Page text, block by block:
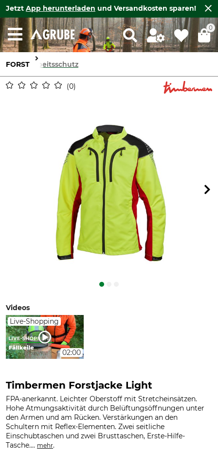
Jetzt App herunterladen und Versandkosten sparen!
0
FORST Arbeitsschutz
0
Videos
Live-Shopping
02:00
Timbermen Forstjacke Light
FPA-anerkannt. Leichter Oberstoff mit Stretcheinsätzen.
Hohe Atmungsaktivität durch Belüftungsöffnungen unter
den Armen und am Rücken. Verstärkungen an den
Schultern mit Reflex-Elementen. Zwei seitliche
Einschubtaschen und zwei Brusttaschen, Erste-Hilfe-
Tasche.... mehr.